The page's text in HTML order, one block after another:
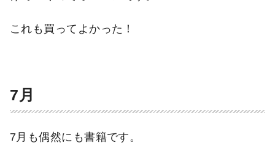
これも買ってよかった！
7月
7月も偶然にも書籍です。